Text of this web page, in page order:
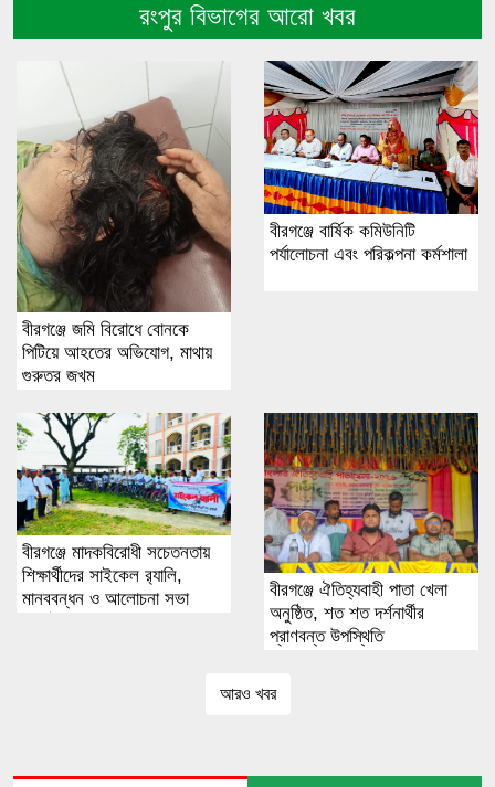
রংপুর বিভাগের আরো খবর
বীরগঞ্জে জমি বিরোধে বোনকে
পিটিয়ে আহতের অভিযোগ, মাথায়
গুরুতর জখম
বীরগঞ্জে বার্ষিক কমিউনিটি
পর্যালোচনা এবং পরিকল্পনা কর্মশালা
বীরগঞ্জে মাদকবিরোধী সচেতনতায়
শিক্ষার্থীদের সাইকেল র‌্যালি,
মানববন্ধন ও আলোচনা সভা
বীরগঞ্জে ঐতিহ্যবাহী পাতা খেলা
অনুষ্ঠিত, শত শত দর্শনার্থীর
প্রাণবন্ত উপস্থিতি
আরও খবর